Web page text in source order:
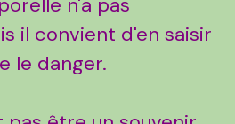
il convient d'en saisir
le danger.